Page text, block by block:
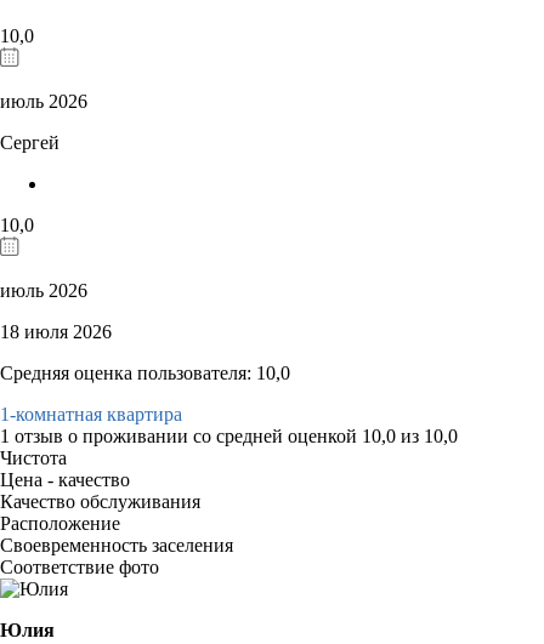
10,0
июль 2026
Сергей
10,0
июль 2026
18 июля 2026
Средняя оценка пользователя: 10,0
1-комнатная квартира
1 отзыв о проживании со средней оценкой 10,0 из 10,0
Чистота
Цена - качество
Качество обслуживания
Расположение
Своевременность заселения
Соответствие фото
Юлия